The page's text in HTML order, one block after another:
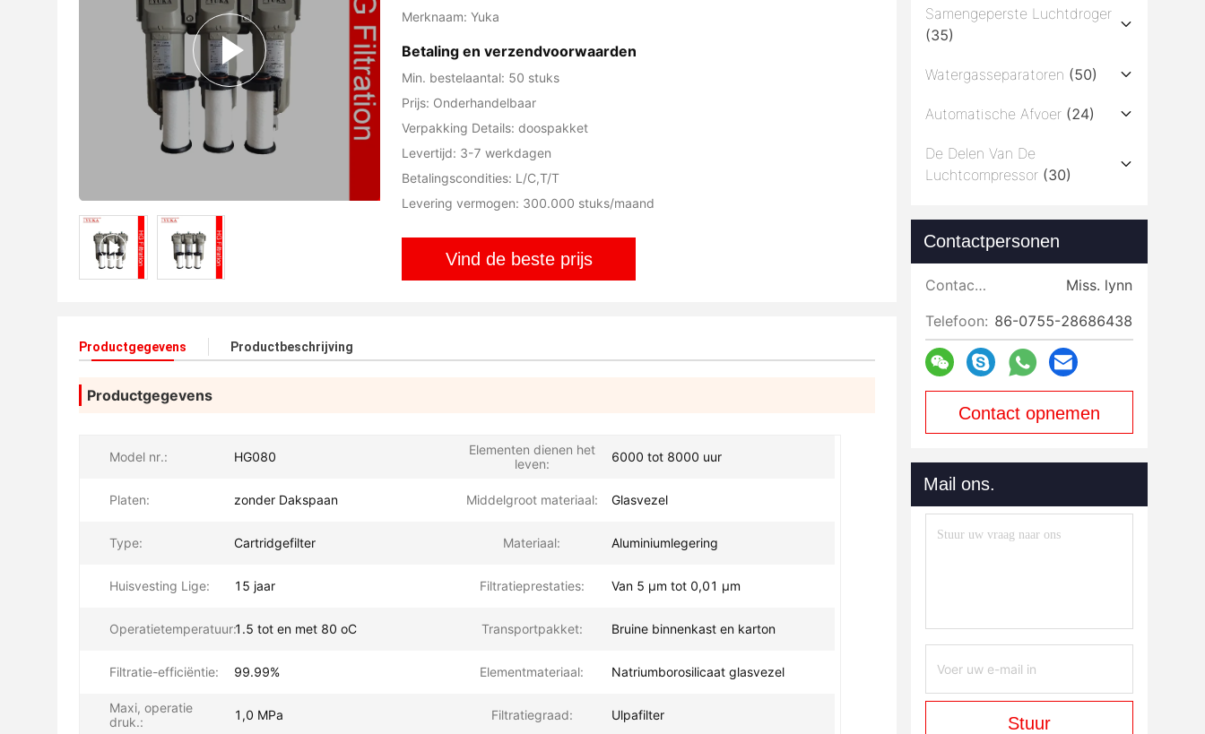
Merknaam: Yuka
Betaling en verzendvoorwaarden
Min. bestelaantal: 50 stuks
Prijs: Onderhandelbaar
Verpakking Details: doospakket
Levertijd: 3-7 werkdagen
Betalingscondities: L/C,T/T
Levering vermogen: 300.000 stuks/maand
Vind de beste prijs
Productgegevens Productbeschrijving
Productgegevens
Model nr.: HG080
Elementen dienen het
leven:
6000 tot 8000 uur
Platen: zonder Dakspaan Middelgroot materiaal: Glasvezel
Type: Cartridgefilter Materiaal: Aluminiumlegering
Huisvesting Lige: 15 jaar Filtratieprestaties: Van 5 μm tot 0,01 μm
Operatietemperatuur:1.5 tot en met 80 oC Transportpakket: Bruine binnenkast en karton
Filtratie-efficiëntie: 99.99% Elementmateriaal: Natriumborosilicaat glasvezel
Maxi, operatie
druk.:
1,0 MPa Filtratiegraad: Ulpafilter
Samengeperste Luchtdroger
(35)
Watergasseparatoren (50)
Automatische Afvoer (24)
De Delen Van De
Luchtcompressor (30)
Contactpersonen
Contactpersonen:
Miss. lynn
Telefoon: 86-0755-28686438
Contact opnemen
Mail ons.
Stuur